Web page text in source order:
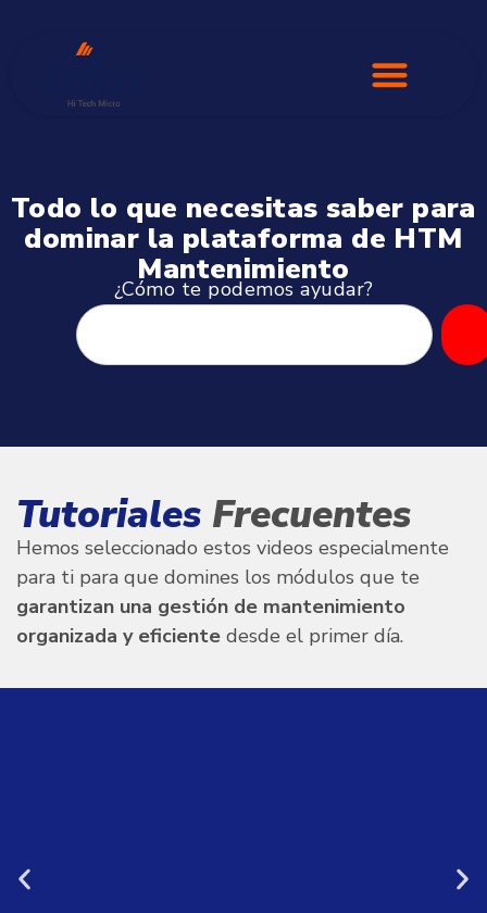
Todo lo que necesitas saber para
dominar la plataforma de HTM
Mantenimiento
¿Cómo te podemos ayudar?
Buscar
Tutoriales Frecuentes
Hemos seleccionado estos videos especialmente
para ti para que domines los módulos que te
garantizan una gestión de mantenimiento
organizada y eficiente desde el primer día.